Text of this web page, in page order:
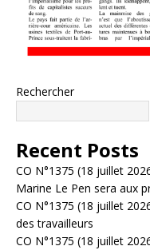
Rechercher
Recent Posts
CO N°1375 (18 juillet
Marine Le Pen sera aux
CO N°1375 (18 juillet
des travailleurs
CO N°1375 (18 juillet